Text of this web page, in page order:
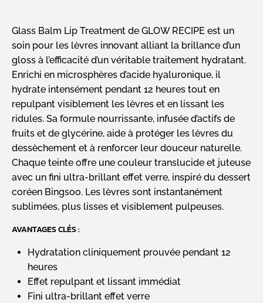
Glass Balm Lip Treatment de GLOW RECIPE est un
soin pour les lèvres innovant alliant la brillance d’un
gloss à l’efficacité d’un véritable traitement hydratant.
Enrichi en microsphères d’acide hyaluronique, il
hydrate intensément pendant 12 heures tout en
repulpant visiblement les lèvres et en lissant les
ridules. Sa formule nourrissante, infusée d’actifs de
fruits et de glycérine, aide à protéger les lèvres du
dessèchement et à renforcer leur douceur naturelle.
Chaque teinte offre une couleur translucide et juteuse
avec un fini ultra-brillant effet verre, inspiré du dessert
coréen Bingsoo. Les lèvres sont instantanément
sublimées, plus lisses et visiblement pulpeuses.
AVANTAGES CLÉS :
Hydratation cliniquement prouvée pendant 12
heures
Effet repulpant et lissant immédiat
Fini ultra-brillant effet verre